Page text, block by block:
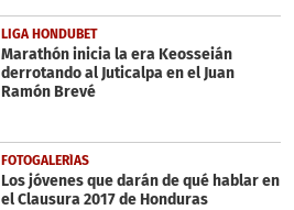
LIGA HONDUBET
Marathón inicia la era Keosseián
derrotando al Juticalpa en el Juan
Ramón Brevé
FOTOGALERÍAS
Los jóvenes que darán de qué hablar en
el Clausura 2017 de Honduras